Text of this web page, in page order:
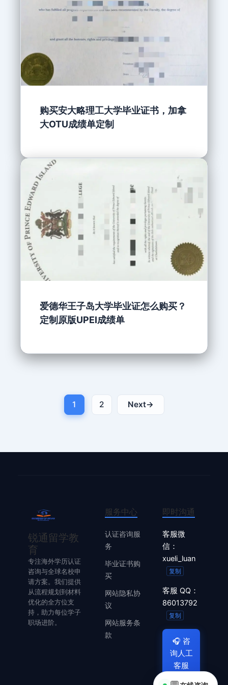
购买安大略理工大学毕业证书，加拿
大OTU成绩单定制
爱德华王子岛大学毕业证怎么购买？
定制原版UPEI成绩单
1 2 Next→
锐通留学教
育
专注海外学历认证
咨询与全球名校申
请方案。我们提供
从流程规划到材料
优化的全方位支
持，助力每位学子
职场进阶。
服务中心
认证咨询服
务
毕业证书购
买
网站隐私协
议
网站服务条
款
即时沟通
客服微
信：
xueli_luan
复制
客服 QQ：
86013792
复制
🎧 咨
询人工
客服